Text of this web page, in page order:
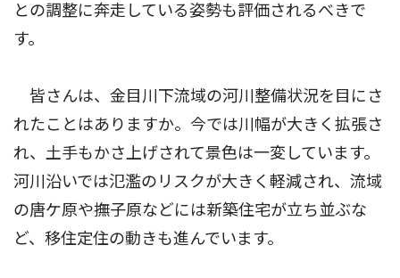
との調整に奔走している姿勢も評価されるべきで
す。
皆さんは、金目川下流域の河川整備状況を目にさ
れたことはありますか。今では川幅が大きく拡張さ
れ、土手もかさ上げされて景色は一変しています。
河川沿いでは氾濫のリスクが大きく軽減され、流域
の唐ケ原や撫子原などには新築住宅が立ち並ぶな
ど、移住定住の動きも進んでいます。